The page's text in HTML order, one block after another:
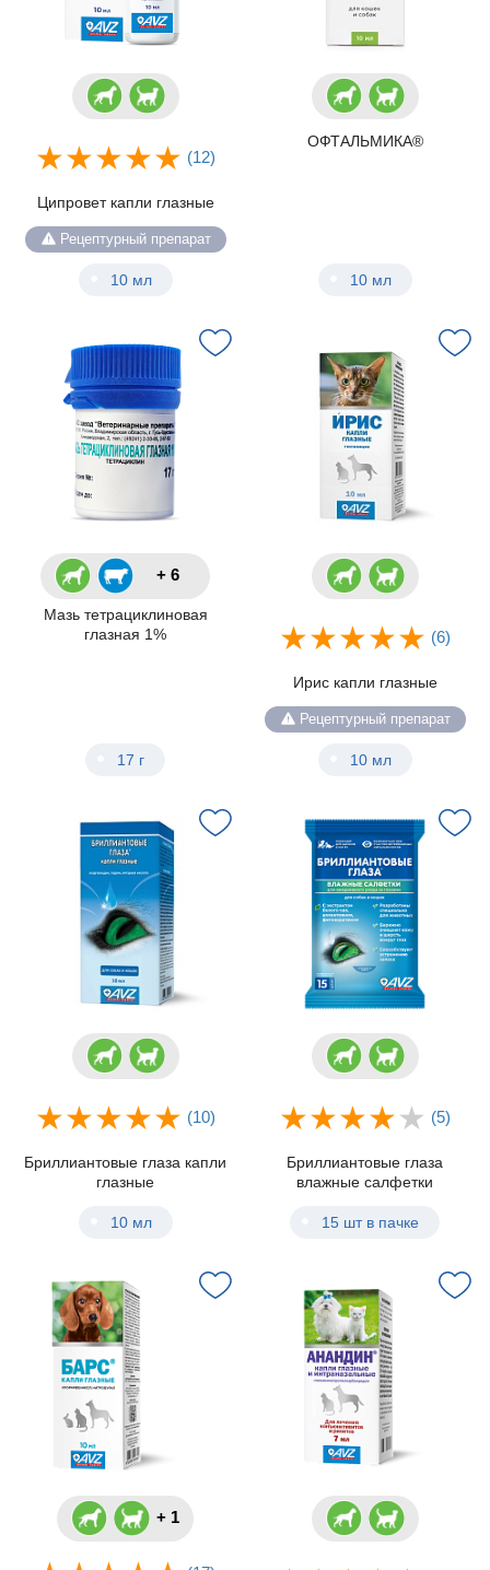
(12)
Ципровет капли глазные
Рецептурный препарат
10 мл
ОФТАЛЬМИКА®
10 мл
+ 6
Мазь тетрациклиновая
глазная 1%
17 г
(6)
Ирис капли глазные
Рецептурный препарат
10 мл
(10)
Бриллиантовые глаза капли
глазные
10 мл
(5)
Бриллиантовые глаза
влажные салфетки
15 шт в пачке
+ 1